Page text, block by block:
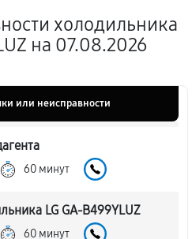
холодильника
на 07.08.2026
или неисправности
60 минут
LG GA-B499YLUZ
60 минут